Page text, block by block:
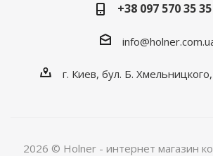
+38 097 570 35 35
г. Киев, бул. Б.
2026 © Holner - интернет магазин